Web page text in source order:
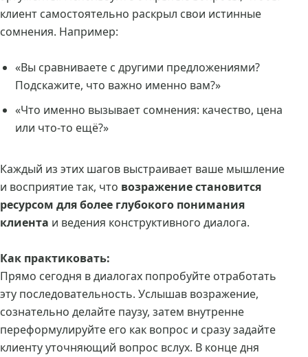
клиент самостоятельно раскрыл свои истинные
сомнения. Например:
«Вы сравниваете с другими предложениями?
Подскажите, что важно именно вам?»
«Что именно вызывает сомнения: качество, цена
или что-то ещё?»
Каждый из этих шагов выстраивает ваше мышление
и восприятие так, что возражение становится
ресурсом для более глубокого понимания
клиента и ведения конструктивного диалога.
Как практиковать:
Прямо сегодня в диалогах попробуйте отработать
эту последовательность. Услышав возражение,
сознательно делайте паузу, затем внутренне
переформулируйте его как вопрос и сразу задайте
клиенту уточняющий вопрос вслух. В конце дня